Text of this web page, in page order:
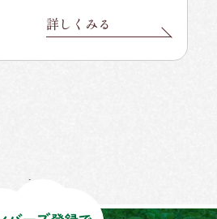
詳しくみる